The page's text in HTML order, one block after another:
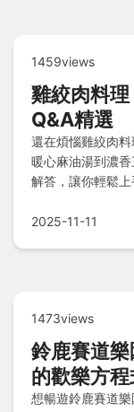
1459views
雞絞肉料
Q&A精選
還在煩惱雞絞肉料
暖心麻油湯到濃
解答，讓你輕鬆上
2025-11-11
1473views
鈴鹿賽道
的歡樂方程
想暢遊鈴鹿賽道